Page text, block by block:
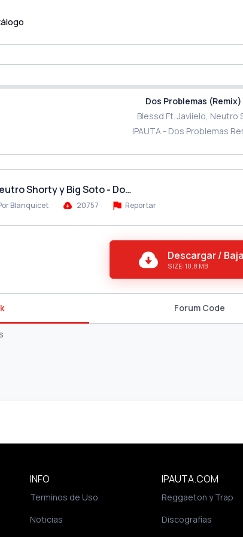
Dos Problemas (Remix)
Blessd Ft. Javiielo, Neutro
IPAUTA - Dos Problemas
Shorty y Big Soto - Do…
Blanquicet 20757 Reportar
Descargar /
SIZE: 10.8 MB
Forum Code
INFO
Terminos de Uso
Noticias
IPAUTA.COM
Reggaeton y Trap
Discografías